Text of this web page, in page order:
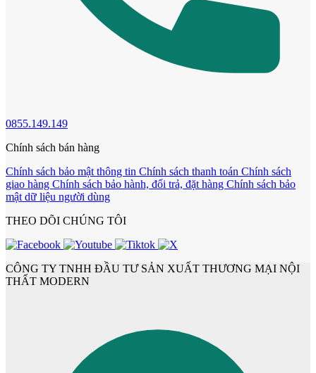
Cửa nhựa Composite Đài Loan
0855.149.149
Chính sách bán hàng
Chính sách bảo mật thông tin Chính sách thanh toán Chính sách
giao hàng Chính sách bảo hành, đổi trả, đặt hàng Chính sách bảo
mật dữ liệu người dùng
THEO DÕI CHÚNG TÔI
CÔNG TY TNHH ĐẦU TƯ SẢN XUẤT THƯƠNG MẠI NỘI
THẤT MODERN